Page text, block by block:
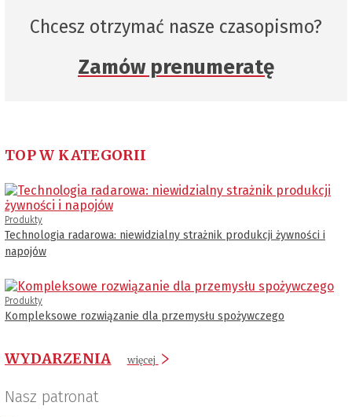
Chcesz otrzymać nasze czasopismo?
Zamów prenumeratę
TOP W KATEGORII
Produkty
Technologia radarowa: niewidzialny strażnik produkcji żywności i
napojów
Produkty
Kompleksowe rozwiązanie dla przemysłu spożywczego
WYDARZENIA więcej
Nasz patronat